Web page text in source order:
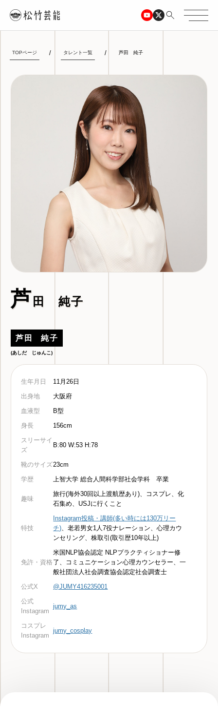
TOPページ タレント一覧 芦田 純子
芦 田 純子
芦田 純子
(あしだ じゅんこ)
生年月日
11月26日
出身地
大阪府
血液型
B型
身長
156cm
スリーサイ
ズ
B:80 W:53 H:78
靴のサイズ23cm
学歴
上智大学 総合人間科学部社会学科 卒業
趣味
旅行(海外30回以上渡航歴あり)、コスプレ、化
石集め、USJに行くこと
特技
Instagram投稿・講師(多い時には130万リー
チ) 、老若男女1人7役ナレーション、心理カウ
ンセリング、株取引(取引歴10年以上)
免許・資格
米国NLP協会認定 NLPプラクティショナー修
了、コミュニケーション心理カウンセラー、一
般社団法人社会調査協会認定社会調査士
公式X
@JUMY416235001
公式
Instagram
jumy_as
コスプレ
Instagram
jumy_cosplay